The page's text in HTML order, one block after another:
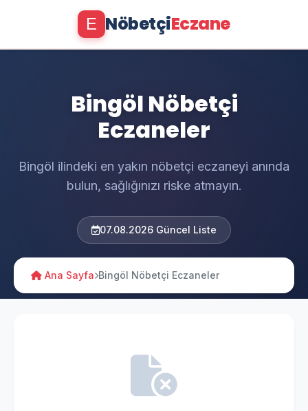
E NöbetçiEczane
Bingöl Nöbetçi
Eczaneler
Bingöl ilindeki en yakın nöbetçi eczaneyi anında
bulun, sağlığınızı riske atmayın.
07.08.2026 Güncel Liste
Ana Sayfa Bingöl Nöbetçi Eczaneler